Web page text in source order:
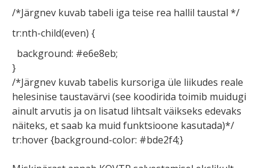
/*Järgnev kuvab tabeli iga teise rea hallil taustal */
tr:nth-child(even) {
background: #e6e8eb;
}
/*Järgnev kuvab tabelis kursoriga üle liikudes reale
helesinise taustavärvi (see koodirida toimib muidugi
ainult arvutis ja on lisatud lihtsalt väikseks edevaks
näiteks, et saab ka muid funktsioone kasutada)*/
tr:hover {background-color: #bde2f4;}